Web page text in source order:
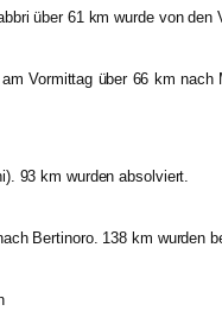
über 61 km wurde von
Vormittag über 66 km
93 km wurden absolviert.
Bertinoro. 138 km wurden